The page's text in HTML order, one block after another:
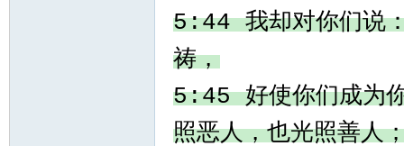
5:44我却对你们说
祷，
5:45好使你们成为
照恶人，也光照善人